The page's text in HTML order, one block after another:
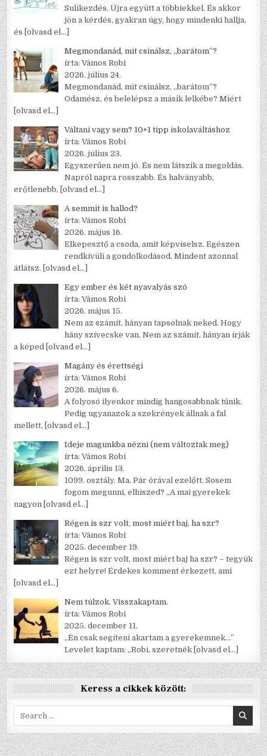
Sulikezdés. Újra együtt a többiekkel. És akkor
jön a kérdés, gyakran úgy, hogy mindenki hallja,
és [olvasd el…]
Megmondanád, mit csinálsz, „barátom”?
írta: Vámos Robi
2026. július 24.
Megmondanád, mit csinálsz, „barátom”?
Odamész, és belelépsz a másik lelkébe? Miért
[olvasd el…]
Váltani vagy sem? 10+1 tipp iskolaváltáshoz
írta: Vámos Robi
2026. július 23.
Egyszerűen nem jó. És nem látszik a megoldás.
Napról napra rosszabb. És halványabb,
erőtlenebb, [olvasd el…]
A semmit is hallod?
írta: Vámos Robi
2026. május 16.
Elkepesztő a csoda, amit képviselsz. Egészen
rendkívüli a gondolkodásod. Mindent azonnal
átlátsz. [olvasd el…]
Egy ember és két nyavalyás szó
írta: Vámos Robi
2026. május 15.
Nem az számít, hányan tapsolnak neked. Hogy
hány szívecske van. Nem az számít, hányan írják
a képed [olvasd el…]
Magány és érettségi
írta: Vámos Robi
2026. május 6.
A folyosó ilyenkor mindig hangosabbnak tűnik.
Pedig ugyanazok a szekrények állnak a fal
mellett, [olvasd el…]
Ideje magunkba nézni (nem változtak meg)
írta: Vámos Robi
2026. április 13.
1099. osztály. Ma. Pár órával ezelőtt. Sosem
fogom megunni, elhiszed? „A mai gyerekek
nagyon [olvasd el…]
Régen is szr volt, most miért baj, ha szr?
írta: Vámos Robi
2025. december 19.
Régen is szr volt, most miért baj ha szr? – tegyük
ezt helyre! Érdekes komment érkezett, ami
[olvasd el…]
Nem túlzok. Visszakaptam.
írta: Vámos Robi
2025. december 11.
„Én csak segíteni akartam a gyerekemnek…”
Levelet kaptam: „Robi, szeretnék [olvasd el…]
Keress a cikkek között: